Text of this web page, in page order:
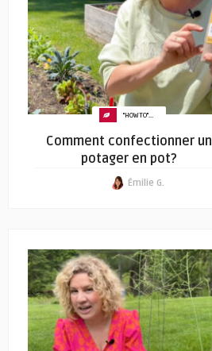
"HOW TO"...
Comment confectionner un
potager en pot?
Émilie G.